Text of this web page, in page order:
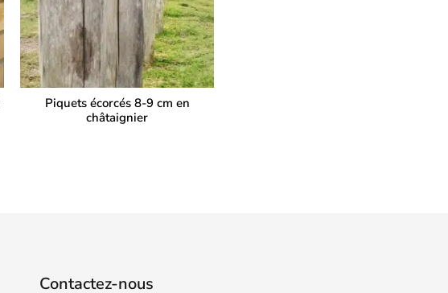
Piquets écorcés 8-9 cm en
châtaignier
Contactez-nous